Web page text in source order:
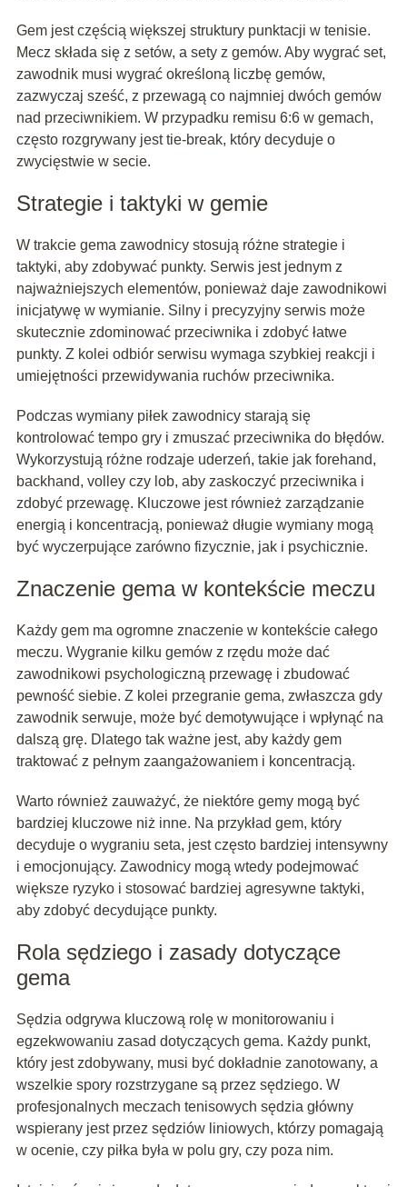
Gem jest częścią większej struktury punktacji w tenisie.
Mecz składa się z setów, a sety z gemów. Aby wygrać set,
zawodnik musi wygrać określoną liczbę gemów,
zazwyczaj sześć, z przewagą co najmniej dwóch gemów
nad przeciwnikiem. W przypadku remisu 6:6 w gemach,
często rozgrywany jest tie-break, który decyduje o
zwycięstwie w secie.
Strategie i taktyki w gemie
W trakcie gema zawodnicy stosują różne strategie i
taktyki, aby zdobywać punkty. Serwis jest jednym z
najważniejszych elementów, ponieważ daje zawodnikowi
inicjatywę w wymianie. Silny i precyzyjny serwis może
skutecznie zdominować przeciwnika i zdobyć łatwe
punkty. Z kolei odbiór serwisu wymaga szybkiej reakcji i
umiejętności przewidywania ruchów przeciwnika.
Podczas wymiany piłek zawodnicy starają się
kontrolować tempo gry i zmuszać przeciwnika do błędów.
Wykorzystują różne rodzaje uderzeń, takie jak forehand,
backhand, volley czy lob, aby zaskoczyć przeciwnika i
zdobyć przewagę. Kluczowe jest również zarządzanie
energią i koncentracją, ponieważ długie wymiany mogą
być wyczerpujące zarówno fizycznie, jak i psychicznie.
Znaczenie gema w kontekście meczu
Każdy gem ma ogromne znaczenie w kontekście całego
meczu. Wygranie kilku gemów z rzędu może dać
zawodnikowi psychologiczną przewagę i zbudować
pewność siebie. Z kolei przegranie gema, zwłaszcza gdy
zawodnik serwuje, może być demotywujące i wpłynąć na
dalszą grę. Dlatego tak ważne jest, aby każdy gem
traktować z pełnym zaangażowaniem i koncentracją.
Warto również zauważyć, że niektóre gemy mogą być
bardziej kluczowe niż inne. Na przykład gem, który
decyduje o wygraniu seta, jest często bardziej intensywny
i emocjonujący. Zawodnicy mogą wtedy podejmować
większe ryzyko i stosować bardziej agresywne taktyki,
aby zdobyć decydujące punkty.
Rola sędziego i zasady dotyczące
gema
Sędzia odgrywa kluczową rolę w monitorowaniu i
egzekwowaniu zasad dotyczących gema. Każdy punkt,
który jest zdobywany, musi być dokładnie zanotowany, a
wszelkie spory rozstrzygane są przez sędziego. W
profesjonalnych meczach tenisowych sędzia główny
wspierany jest przez sędziów liniowych, którzy pomagają
w ocenie, czy piłka była w polu gry, czy poza nim.